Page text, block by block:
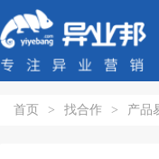
首页 > 找合作 > 产品